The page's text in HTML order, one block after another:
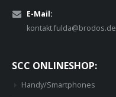
E-Mail:
kontakt.fulda@brodos.de
SCC ONLINESHOP:
Handy/Smartphones